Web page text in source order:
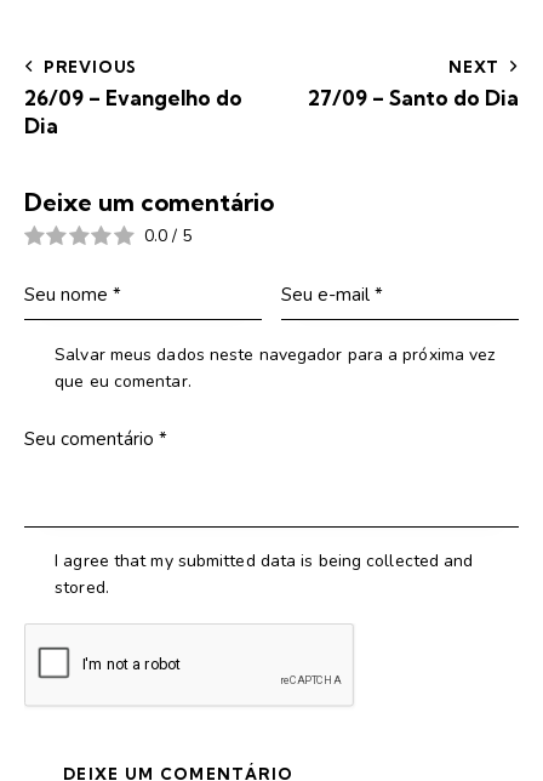
PREVIOUS
26/09 – Evangelho do
Dia
NEXT
27/09 – Santo do Dia
Deixe um comentário
0.0 / 5
Salvar meus dados neste navegador para a próxima vez
que eu comentar.
I agree that my submitted data is being collected and
stored.